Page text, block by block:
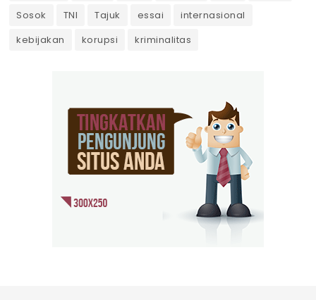
Sosok
TNI Tajuk essai
internasional
kebijakan
korupsi kriminalitas